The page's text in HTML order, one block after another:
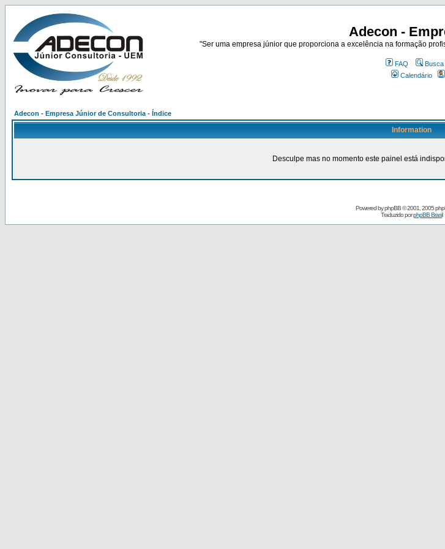
Adecon -
"Ser uma empresa júnior que proporciona a excelência na formação
FAQ Busca
Calendário
Adecon - Empresa Júnior de Consultoria - Índice
Information
Desculpe mas no momento este painel está
Powered byphpBB© 2001, 2005
Traduzido porphpBB Brasil